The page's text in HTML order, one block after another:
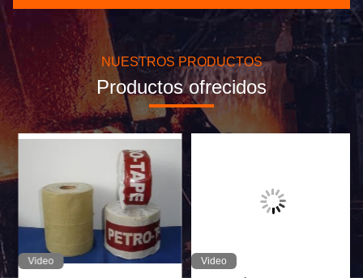
NUESTROS PRODUCTOS
Productos ofrecidos
Video
Video